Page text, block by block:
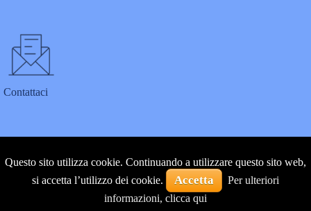
Contattaci
Questo sito utilizza cookie. Continuando a utilizzare questo sito web,
si accetta l’utilizzo dei cookie.
Accetta
Per ulteriori
informazioni, clicca qui